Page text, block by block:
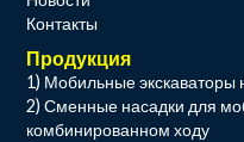
Контакты
Продукция
1) Мобильные
2) Сменные насадки для
комбинированном ходу